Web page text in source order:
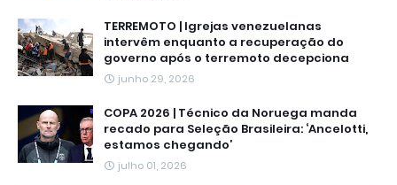
TERREMOTO | Igrejas venezuelanas
intervêm enquanto a recuperação do
governo após o terremoto decepciona
junho 29, 2026
COPA 2026 | Técnico da Noruega manda
recado para Seleção Brasileira: ‘Ancelotti,
estamos chegando’
julho 01, 2026